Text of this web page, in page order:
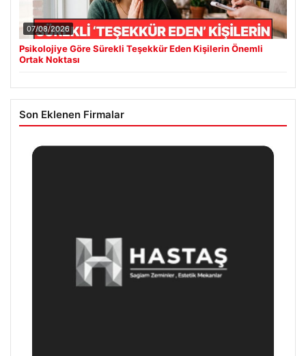
07/08/2026
Psikolojiye Göre Sürekli Teşekkür Eden Kişilerin Önemli
Ortak Noktası
Son Eklenen Firmalar